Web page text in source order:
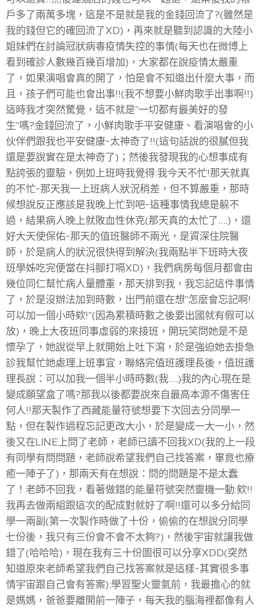
戶多了兩萬多塊，這是不是就是我的金錢回流了?(雖然是
我的錢但它的確回流了XD)，再來就是聽到認識的大陸小
姐妹們在討論冠狀病毒疫情失控的事情(每天也在微博上
看到確診人數幾百幾百增加)，大家都在說疫情太嚴重
了，如果演唱會真的開了，怕是會不知道出什麼大事，而
且，孩子們可能也會出事!!(我不想要小鮮肉歌手出事啊!!)
這時我才突然驚覺，這不就是"一切都有最美好的發
生"嗎?金錢回流了，小鮮肉歌手平安健康、看演唱會的小
伙伴們跟我也平安健康~太神奇了!!(這句話說的很膩但我
還是要說實在是太神奇了)；然後我發現我的心想事成有
點誇張的靈驗，例如上班時我覺得:我今天不忙!那天就真
的不忙~那天我一上班病人狀況稍差，但不算嚴重，那時
候想說反正應該是我晚上忙到吧~這種事情我總是躲不
過，結果病人晚上就敗血性休克(那天真的太忙了....)，還
好大天使保佑~那天的值班醫師不兩光，是資深住院醫
師，於是病人的狀況很快得到解決(我兩點半下班時大夜
班學姊吃完便當在抖腳打嗝XD)，我們病房每個月都會由
幾位同仁幫忙病人量體重，那天排到我，我忘記這件事情
了，於是沒辦法加到時數，出門前還在想"怎麼會忘記啊!
可以加一個小時欸!"(因為累積時數之後要出國就有假可以
放)，晚上大夜班同事虛弱的來接班，開玩笑問她是不是
懷孕了，她說從早上就開始上吐下瀉，於是強迫她去掛急
診我幫忙她處理上班事宜，聯絡完值班護理長後，值班護
理長說：可以加我一個半小時時數(我....)我的內心現在是
變成願望盒了嗎?那我以後都要說來自最高本源不傷害任
何人!!那天製作了西藏能量符號想要下次回去分同學一
點，但在製作過程忘記更改大小，於是變成一大一小，然
後又在LINE上問了老師，老師已讀不回我XD(我的上一段
有同學有問問題，老師說希望我們自己找答案，畢竟也療
癒一陣子了)，那兩天有在想說：問的問題是不是太蠢
了！老師不回我，看著做錯的能量符號突然靈機一動:欸!!
我再去做兩組跟這次的配成對就好了啊!!還可以多分給同
學一兩副(第一次製作時做了十份，偷偷的在想說分同學
七份後，我只有三份會不會不太夠?)，然後宇宙就讓我做
錯了(哈哈哈)，現在我有三十份圖很可以分享XDD(突然
知道原來老師希望我們自己找答案就是這樣~其實很多事
情宇宙跟自己會有答案);學習聖火靈氣前，我最擔心的就
是媽媽，爸爸要離開前一陣子，每天我的腦海裡都像有人